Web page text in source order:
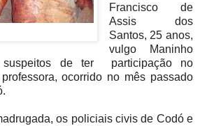
Francisco de
Assis dos
Santos, 25 anos,
vulgo Maninho
suspeitos de ter participação no
ocorrido no mês passado
os policiais civis de Codó e